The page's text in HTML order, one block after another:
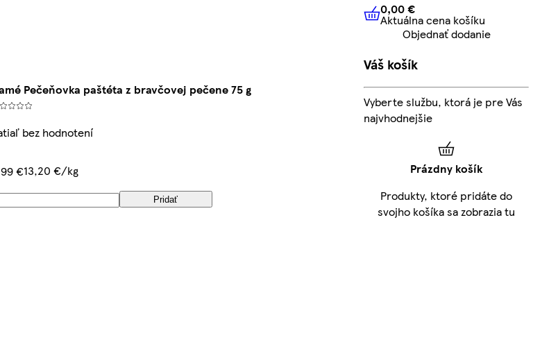
Pečeňovka paštéta z bravčovej pečene 75 g
bez hodnotení
€13,20 €/kg
Pridať
0,00 € Aktuálna cena košíku
0,00 €
Aktuálna cena košíku
Objednať dodanie
Váš košík
Vyberte službu, ktorá je pre Vás
najvhodnejšie
Prázdny košík
Produkty, ktoré pridáte do
svojho košíka sa zobrazia tu